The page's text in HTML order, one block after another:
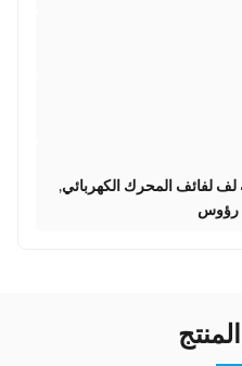
لف لفائف المحرك الكهربائي,
رؤوس